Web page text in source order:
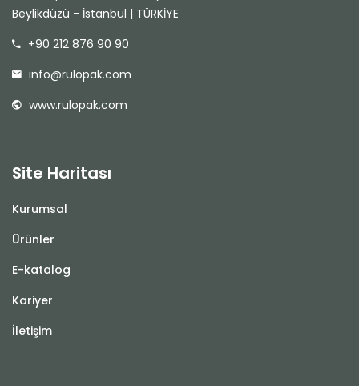
Beylikdüzü - İstanbul | TÜRKİYE
+90 212 876 90 90
info@rulopak.com
www.rulopak.com
Site Haritası
Kurumsal
Ürünler
E-katalog
Kariyer
İletişim